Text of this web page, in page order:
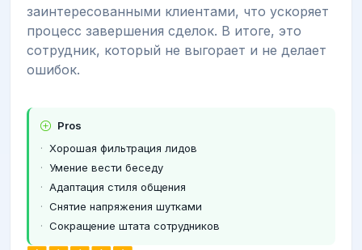
заинтересованными клиентами, что ускоряет
процесс завершения сделок. В итоге, это
сотрудник, который не выгорает и не делает
ошибок.
Pros
Хорошая фильтрация лидов
Умение вести беседу
Адаптация стиля общения
Снятие напряжения шутками
Сокращение штата сотрудников